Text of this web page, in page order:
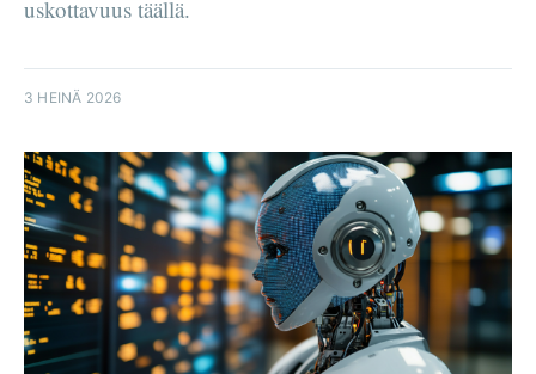
uskottavuus täällä.
3 HEINÄ 2026